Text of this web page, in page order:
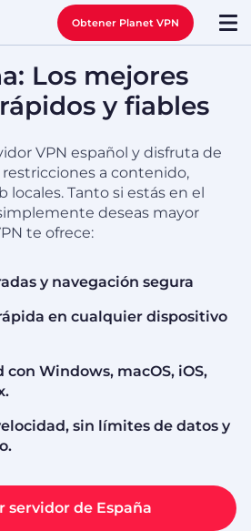
Obtener Planet VPN
Los mejores
y fiables
VPN español y disfruta de
a contenido,
locales. Tanto si estás en el
deseas mayor
te ofrece:
y navegación segura
en cualquier dispositivo
Windows, macOS, iOS,
sin límites de datos y
servidor de España